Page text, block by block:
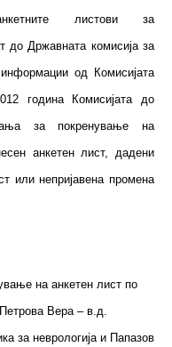
листови за
до Државната комисија за
од Комисијата
година Комисијата до
за покренување на
анкетен лист, дадени
или непријавена промена
на анкетен лист по
Вера – в.д.
за неврологија и Папазов